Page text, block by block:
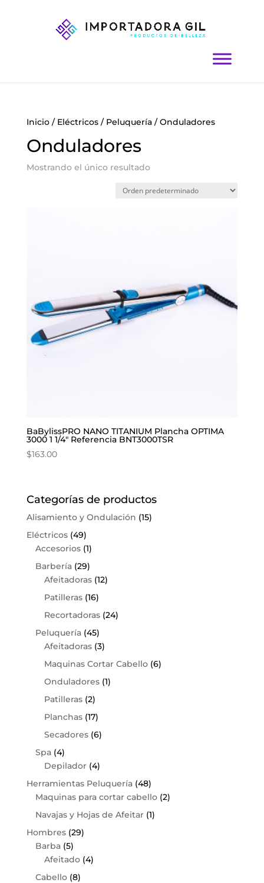
Inicio/ Eléctricos/ Peluquería/ Onduladores
Onduladores
Mostrando el único resultado
BaBylissPRO NANO TITANIUM Plancha OPTIMA
3000 1 1/4″ Referencia BNT3000TSR
$163.00
Categorías de productos
Alisamiento y Ondulación (15)
Eléctricos (49)
Accesorios (1)
Barbería (29)
Afeitadoras (12)
Patilleras (16)
Recortadoras (24)
Peluquería (45)
Afeitadoras (3)
Maquinas Cortar Cabello (6)
Onduladores (1)
Patilleras (2)
Planchas (17)
Secadores (6)
Spa (4)
Depilador (4)
Herramientas Peluquería (48)
Maquinas para cortar cabello (2)
Navajas y Hojas de Afeitar (1)
Hombres (29)
Barba (5)
Afeitado (4)
Cabello (8)